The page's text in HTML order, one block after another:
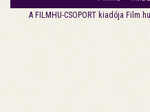
A FILMHU-CSOPORT kiadója